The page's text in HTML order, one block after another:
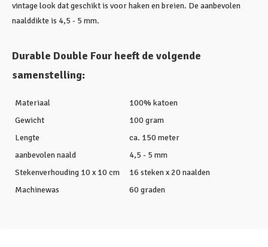
vintage look dat geschikt is voor haken en breien. De aanbevolen
naalddikte is 4,5 - 5 mm.
Durable Double Four heeft de volgende
samenstelling:
Materiaal
100% katoen
Gewicht
100 gram
Lengte
ca. 150 meter
aanbevolen naald
4,5 - 5 mm
Stekenverhouding 10 x 10 cm
16 steken x 20 naalden
Machinewas
60 graden